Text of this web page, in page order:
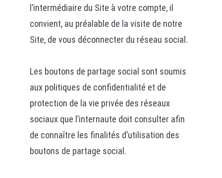
l’intermédiaire du Site à votre compte, il
convient, au préalable de la visite de notre
Site, de vous déconnecter du réseau social.
Les boutons de partage social sont soumis
aux politiques de confidentialité et de
protection de la vie privée des réseaux
sociaux que l’internaute doit consulter afin
de connaître les finalités d’utilisation des
boutons de partage social.